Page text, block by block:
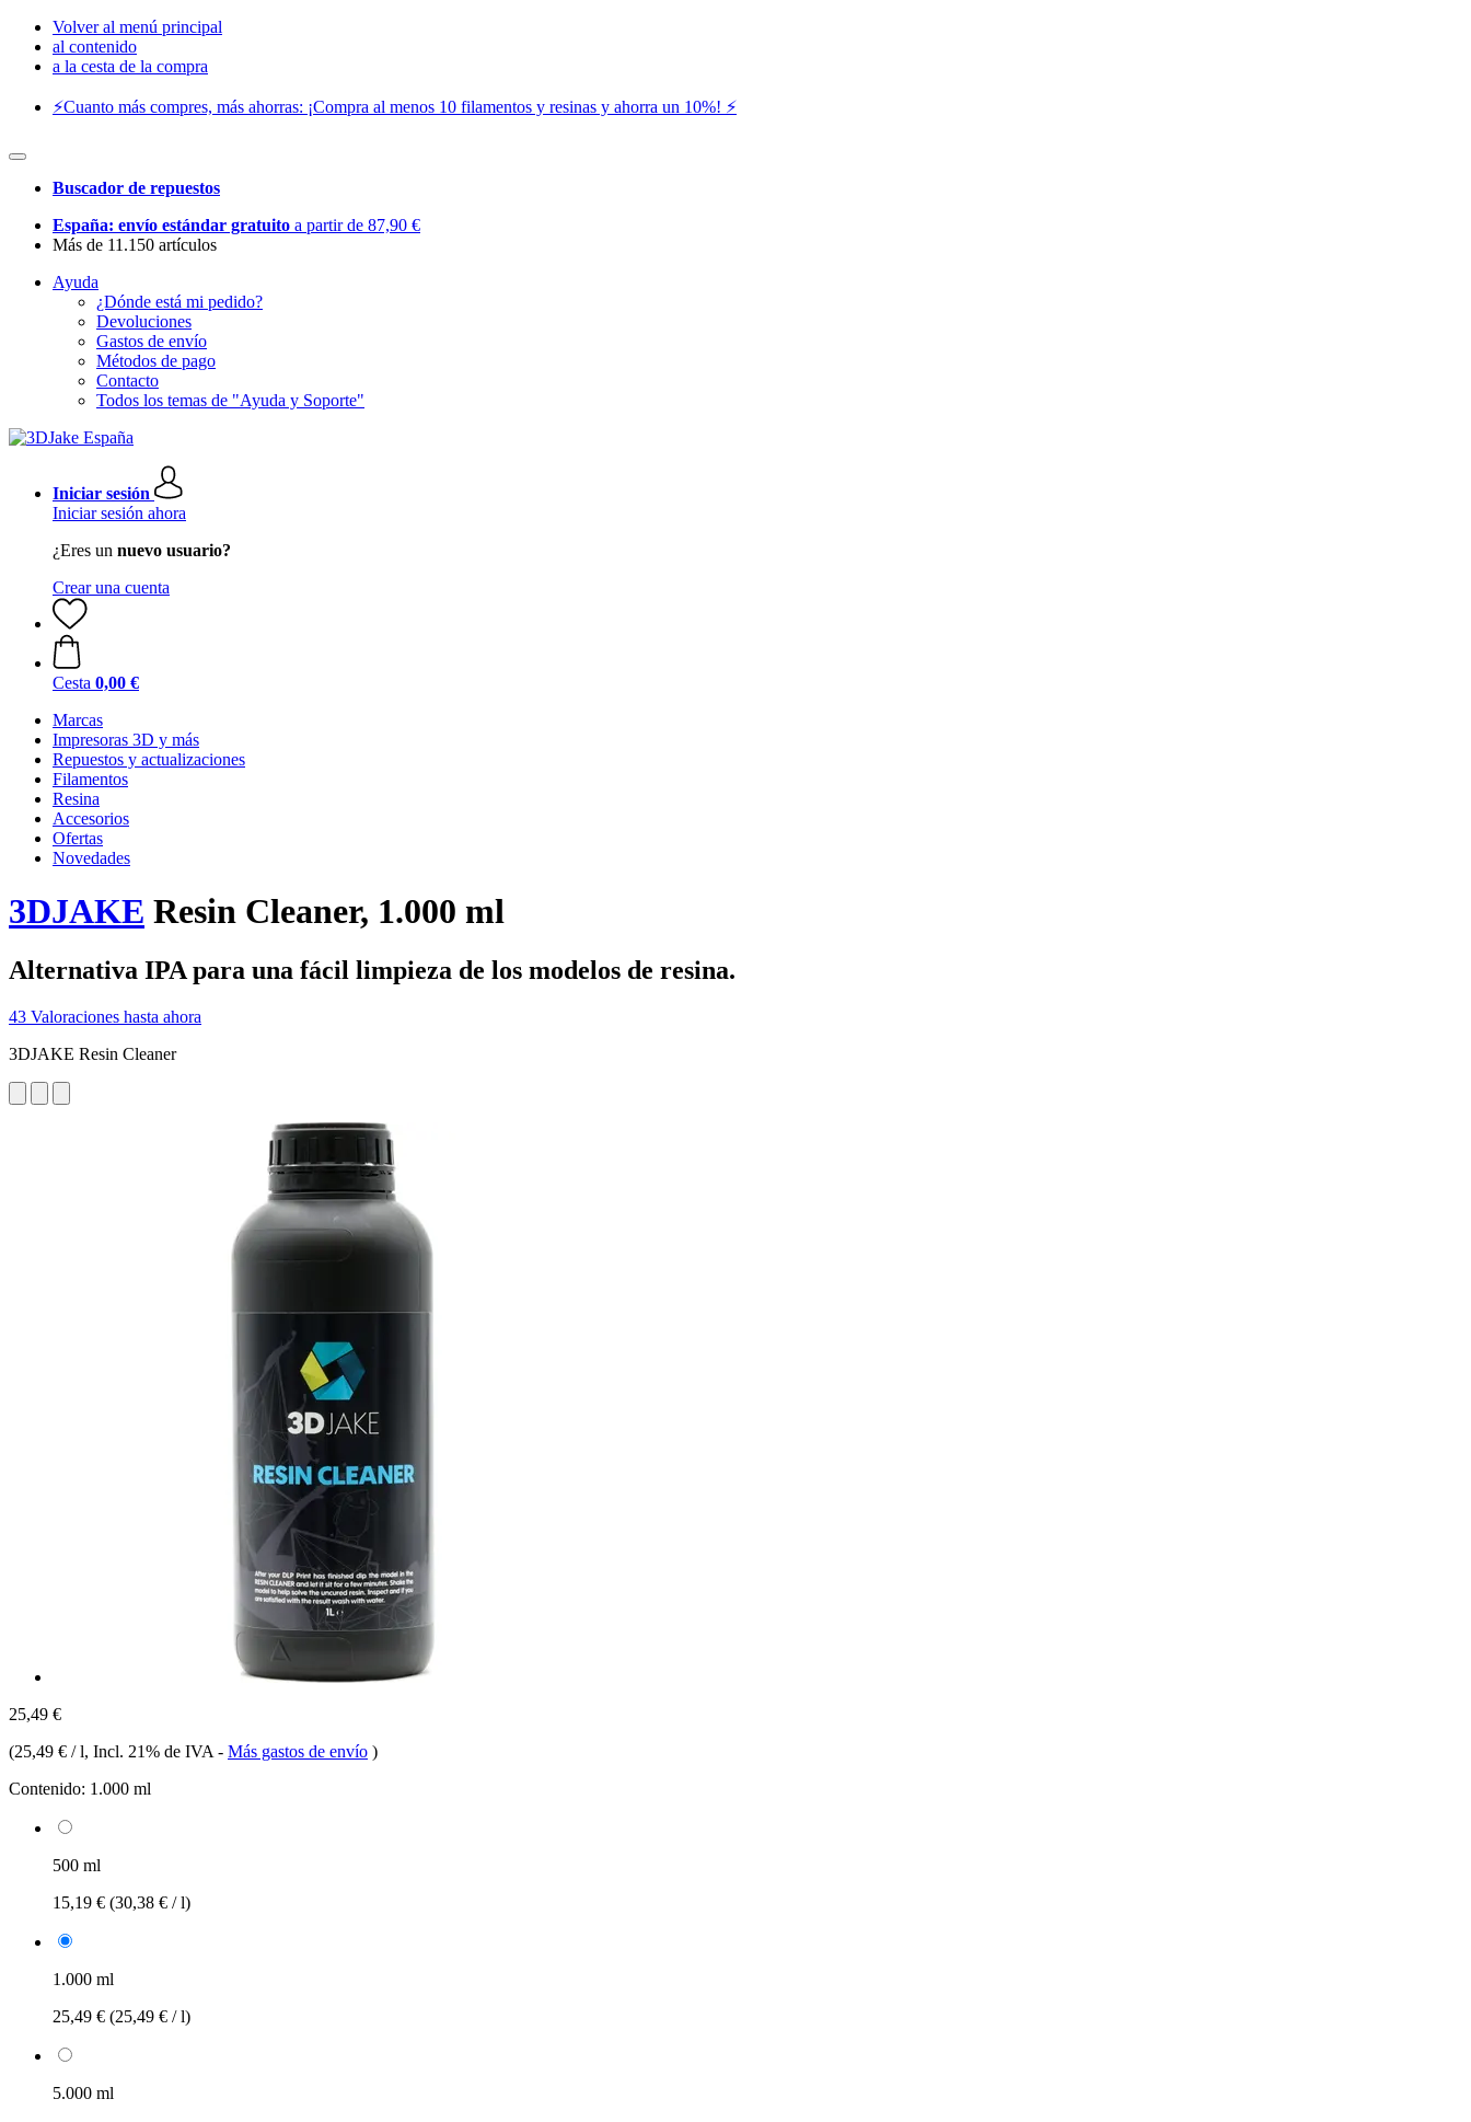
Volver al menú principal
al contenido
a la cesta de la compra
⚡️Cuanto más compres, más ahorras: ¡Compra al menos 10 filamentos y resinas y ahorra un 10%! ⚡️
Buscador de repuestos
España: envío estándar gratuito a partir de 87,90 €
Más de 11.150 artículos
Ayuda
¿Dónde está mi pedido?
Devoluciones
Gastos de envío
Métodos de pago
Contacto
Todos los temas de "Ayuda y Soporte"
Iniciar sesión
Iniciar sesión ahora
¿Eres un nuevo usuario?
Crear una cuenta
Cesta 0,00 €
Marcas
Impresoras 3D y más
Repuestos y actualizaciones
Filamentos
Resina
Accesorios
Ofertas
Novedades
3DJAKE Resin Cleaner, 1.000 ml
Alternativa IPA para una fácil limpieza de los modelos de resina.
43 Valoraciones hasta ahora
3DJAKE Resin Cleaner
25,49 €
(25,49 € / l, Incl. 21% de IVA - Más gastos de envío )
Contenido: 1.000 ml
500 ml
15,19 € (30,38 € / l)
1.000 ml
25,49 € (25,49 € / l)
5.000 ml